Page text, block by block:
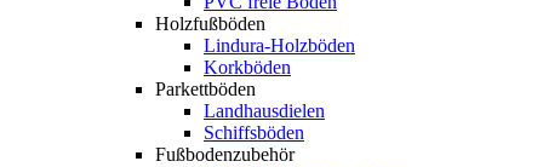
Holzfußböden
Lindura-Holzböden
Korkböden
Parkettböden
Landhausdielen
Schiffsböden
Fußbodenzubehör